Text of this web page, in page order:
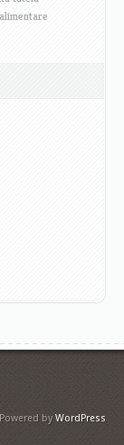
byWordPress